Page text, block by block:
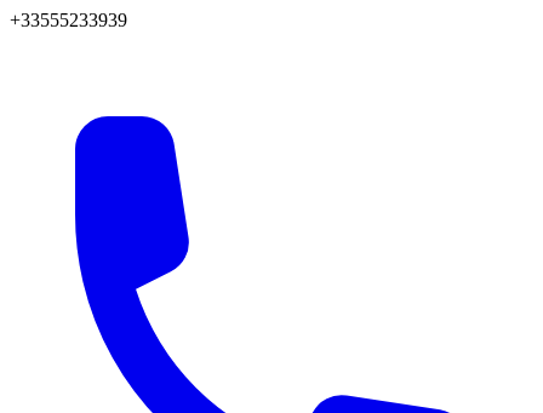
+33555233939